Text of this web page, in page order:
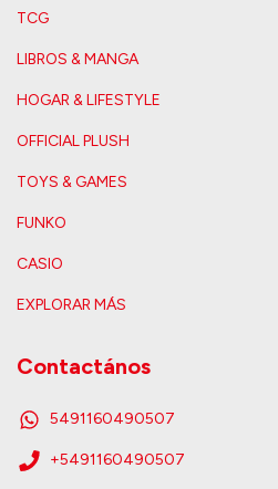
TCG
LIBROS & MANGA
HOGAR & LIFESTYLE
OFFICIAL PLUSH
TOYS & GAMES
FUNKO
CASIO
EXPLORAR MÁS
Contactános
5491160490507
+5491160490507